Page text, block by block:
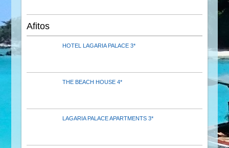
Afitos
HOTEL LAGARIA PALACE 3*
THE BEACH HOUSE 4*
LAGARIA PALACE APARTMENTS 3*